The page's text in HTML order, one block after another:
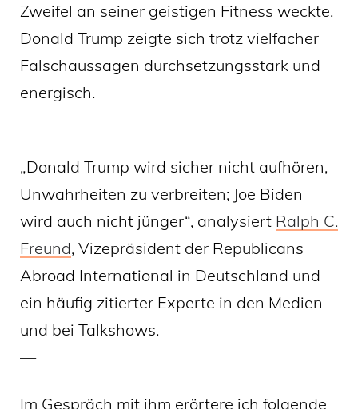
Zweifel an seiner geistigen Fitness weckte.
Donald Trump zeigte sich trotz vielfacher
Falschaussagen durchsetzungsstark und
energisch.
—
„Donald Trump wird sicher nicht aufhören,
Unwahrheiten zu verbreiten; Joe Biden
wird auch nicht jünger“, analysiert Ralph C.
Freund, Vizepräsident der Republicans
Abroad International in Deutschland und
ein häufig zitierter Experte in den Medien
und bei Talkshows.
—
Im Gespräch mit ihm erörtere ich folgende